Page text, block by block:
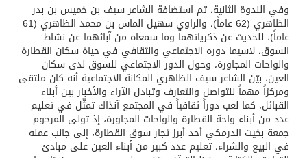
وفي الندوة الثانية، تم استضافة الشاعر سيف بن خميس بن بدر
الظاهري (‬62 عاماً)، والراوي سهيل الماس بن محمد الظاهري (‬61
عاماً)، للحديث عن ذكرياتهما وما سمعاه من آبائهما عن نشاط
السوق، لاسيما دوره الاجتماعي والثقافي في حياة سكان القطارة
والواحات المجاورة، وحول الدور الاجتماعي للسوق لدى سكان
العين، بيّن الشاعر سيف الظاهري المكانة الاجتماعية أنه كان ملتقى
ومركزاً مهماً للتواصل والتعارف وتبادل الآراء والأخبار بين أبناء
القبائل، كما لعب دوراً ثقافياً في المجتمع آنذاك تمثّل في تعليم
عدد من أبناء واحة القطارة والواحات المجاورة، إذ تولى المرحوم
جمعة بخيت الدرمكي أحد أبرز تجار سوق القطارة، إلى جانب عمله
في البيع والشراء، تعليم عدد كبير من أبناء العين على مبادئ